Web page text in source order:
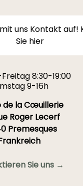
uns Kontakt auf!
Sie hier
8:30-19:00
9-16h
de la Cœuillerie
Roger Lecerf
Premesques
Sie uns →